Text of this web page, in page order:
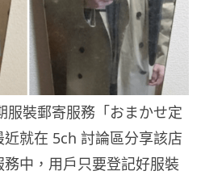
服裝郵寄服務「おまかせ定
就在 5ch 討論區分享該店
中，用戶只要登記好服裝